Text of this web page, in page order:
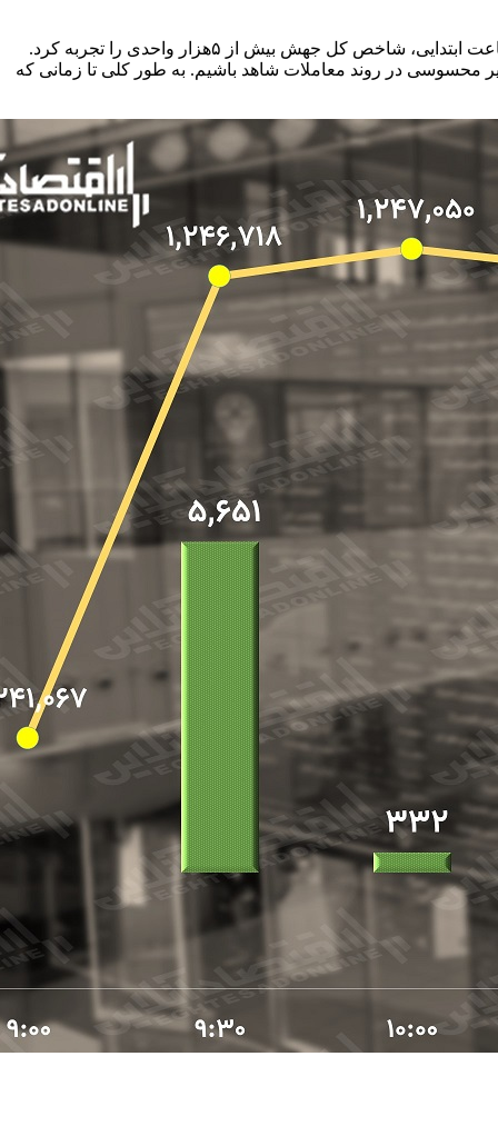
بورس روز شنبه را غیرقابل تصور شروع کرد؛ بازاری که طی هفته‌های گذشته فقط در محدوده قرمز معامله می‌شد، ناگهان در همان نیم ساعت ابتدایی، شاخص کل جهش بیش از ۵هزار واحدی را تجربه کرد.
محسوسی در روند معاملات شاهد باشیم. به طور کلی تا زمانی که